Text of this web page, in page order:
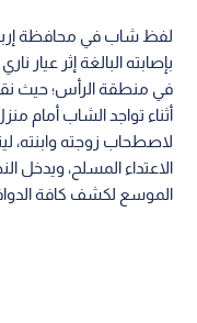
لفظ شاب في محافظة إربد
بإصابته البالغة إثر عيار
في منطقة الرأس؛ حيث
أثناء تواجد الشاب أمام
لاصطحاب زوجته وابنته،
الاعتداء المسلح، ويدخل
الموسع لكشف كافة